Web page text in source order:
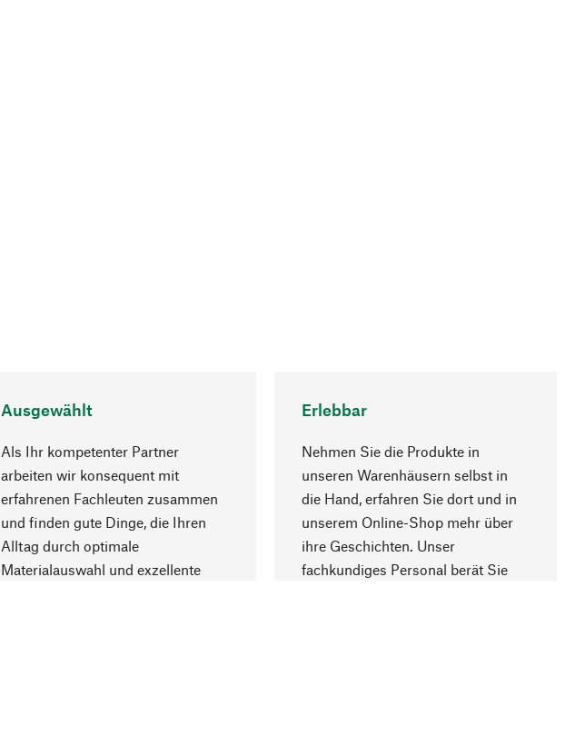
Ausgewählt
Als Ihr kompetenter Partner
arbeiten wir konsequent mit
erfahrenen Fachleuten zusammen
und finden gute Dinge, die Ihren
Alltag durch optimale
Materialauswahl und exzellente
Erlebbar
Nehmen Sie die Produkte in
unseren Warenhäusern selbst in
die Hand, erfahren Sie dort und in
unserem Online-Shop mehr über
ihre Geschichten. Unser
fachkundiges Personal berät Sie